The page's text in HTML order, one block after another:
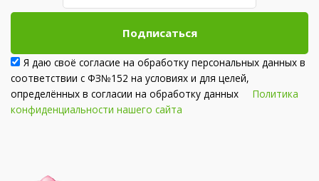
Подписаться
Я даю своё согласие на обработку персональных данных в
соответствии с ФЗ№152 на условиях и для целей,
определённых в согласии на обработку данных Политика
конфиденциальности нашего сайта